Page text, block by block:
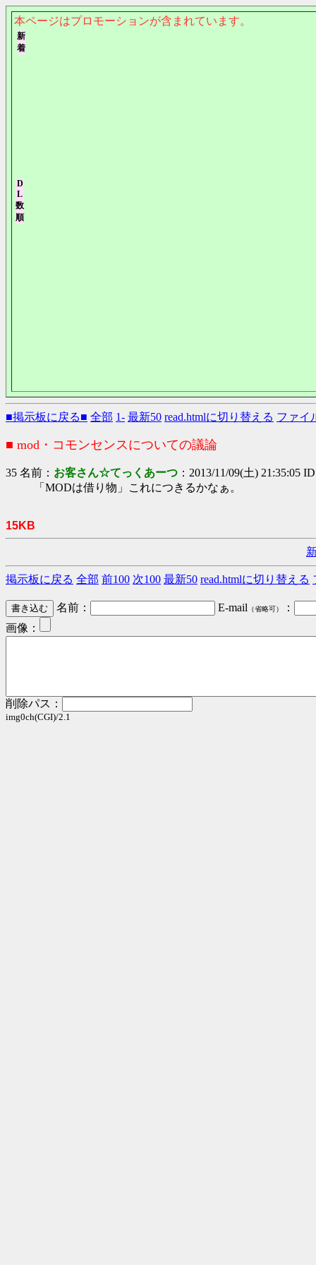
本ページはプロモーションが含まれています。
■掲示板に戻る■ 全部 1- 最新50 read.htmlに切り替える ファイ
■ mod・コモンセンスについての議論
35 名前： お客さん☆てっくあーつ ：2013/11/09(土) 21:35:05
「MODは借り物」これにつきるかなぁ。
15KB
掲示板に戻る 全部 前100 次100 最新50 read.htmlに切り替える
名前： E-mail （省略可）
：
画像：
削除パス：
img0ch(CGI)/2.1